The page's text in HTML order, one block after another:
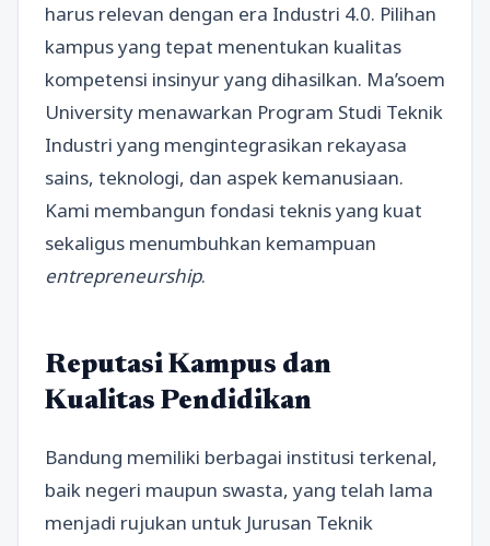
harus relevan dengan era Industri 4.0. Pilihan
kampus yang tepat menentukan kualitas
kompetensi insinyur yang dihasilkan. Ma’soem
University menawarkan Program Studi Teknik
Industri yang mengintegrasikan rekayasa
sains, teknologi, dan aspek kemanusiaan.
Kami membangun fondasi teknis yang kuat
sekaligus menumbuhkan kemampuan
entrepreneurship.
Reputasi Kampus dan
Kualitas Pendidikan
Bandung memiliki berbagai institusi terkenal,
baik negeri maupun swasta, yang telah lama
menjadi rujukan untuk Jurusan Teknik